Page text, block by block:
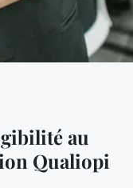
grâce
au
Qualiopi